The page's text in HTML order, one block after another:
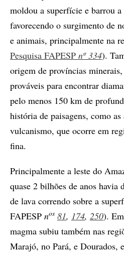
moldou a superfície e barrou
favorecendo o surgimento de
e animais, principalmente na
Pesquisa FAPESP nº 334).
origem de províncias
prováveis para encontrar
pelo menos 150 km de
história de paisagens, como as
vulcanismo, que ocorre em
fina.
Principalmente a leste do
quase 2 bilhões de anos havia
de lava correndo sobre a
FAPESP nos 81, 174, 250).
magma subiu também nas
Marajó, no Pará, e Dourados,